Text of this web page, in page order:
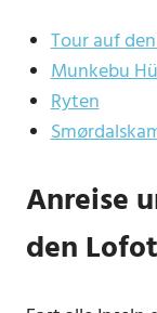
Tour auf
Munkebu
Ryten
Anreise
den